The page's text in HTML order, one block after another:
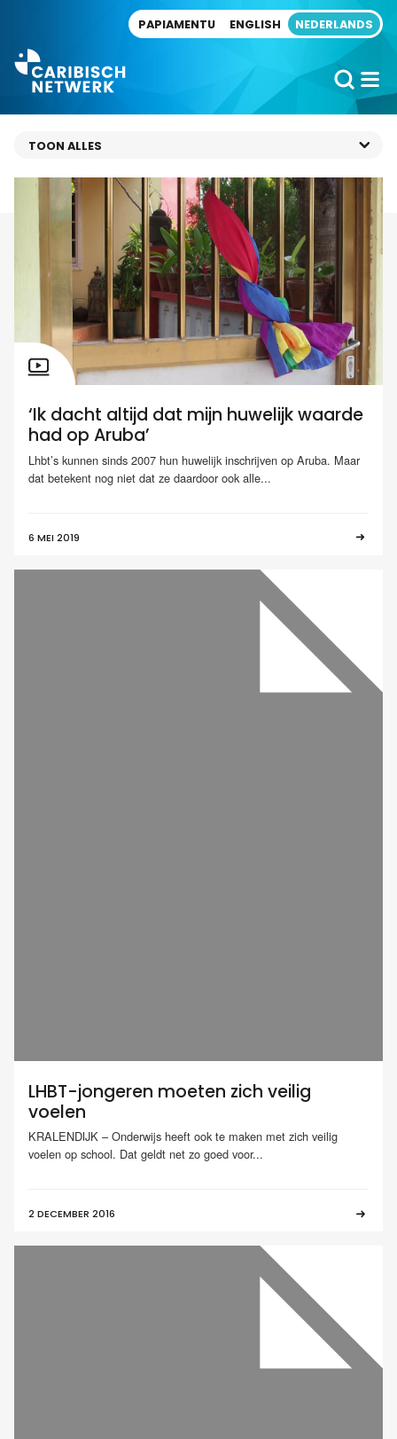
PAPIAMENTU ENGLISH NEDERLANDS
‘Ik dacht altijd dat mijn huwelijk waarde
had op Aruba’
Lhbt’s kunnen sinds 2007 hun huwelijk inschrijven op Aruba. Maar
dat betekent nog niet dat ze daardoor ook alle...
6 MEI 2019
LHBT-jongeren moeten zich veilig
voelen
KRALENDIJK – Onderwijs heeft ook te maken met zich veilig
voelen op school. Dat geldt net zo goed voor...
2 DECEMBER 2016